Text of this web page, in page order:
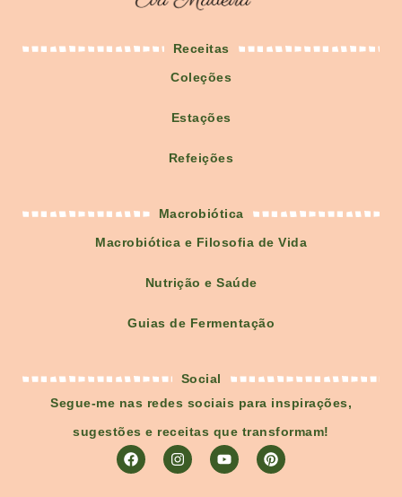
Receitas
Coleções
Estações
Refeições
Macrobiótica
Macrobiótica e Filosofia de Vida
Nutrição e Saúde
Guias de Fermentação
Social
Segue-me nas redes sociais para inspirações,
sugestões e receitas que transformam!